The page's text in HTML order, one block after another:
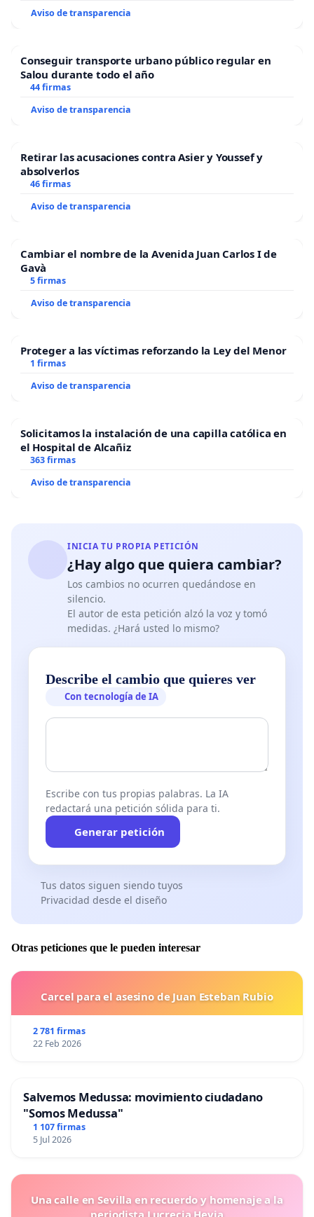
Aviso de transparencia
Conseguir transporte urbano público regular en
Salou durante todo el año
44 firmas
Aviso de transparencia
Retirar las acusaciones contra Asier y Youssef y
absolverlos
46 firmas
Aviso de transparencia
Cambiar el nombre de la Avenida Juan Carlos I de
Gavà
5 firmas
Aviso de transparencia
Proteger a las víctimas reforzando la Ley del Menor
1 firmas
Aviso de transparencia
Solicitamos la instalación de una capilla católica en
el Hospital de Alcañiz
363 firmas
Aviso de transparencia
INICIA TU PROPIA PETICIÓN
¿Hay algo que quiera cambiar?
Los cambios no ocurren quedándose en
silencio.
El autor de esta petición alzó la voz y tomó
medidas. ¿Hará usted lo mismo?
Describe el cambio que quieres ver
Con tecnología de IA
Escribe con tus propias palabras. La IA
redactará una petición sólida para ti.
Generar petición
Tus datos siguen siendo tuyos
Privacidad desde el diseño
Otras peticiones que le pueden interesar
Carcel para el asesino de Juan Esteban Rubio
2 781 firmas
22 Feb 2026
Salvemos Medussa: movimiento ciudadano
"Somos Medussa"
1 107 firmas
5 Jul 2026
Una calle en Sevilla en recuerdo y homenaje a la